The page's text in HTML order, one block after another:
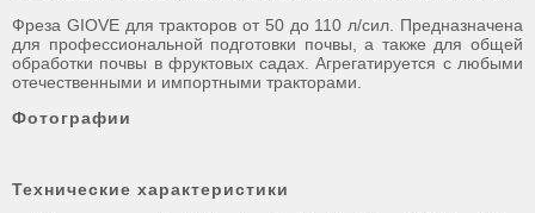
Фреза GIOVE для тракторов от 50 до 110 л/сил. Предназначена
для профессиональной подготовки почвы, а также для общей
обработки почвы в фруктовых садах. Агрегатируется с любыми
отечественными и импортными тракторами.
Фотографии
Технические характеристики